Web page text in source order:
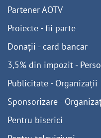
Partener AOTV
Proiecte - fii parte
Donații - card bancar
3,5% din impozit -
Publicitate - Organizații
Sponsorizare -
Pentru biserici